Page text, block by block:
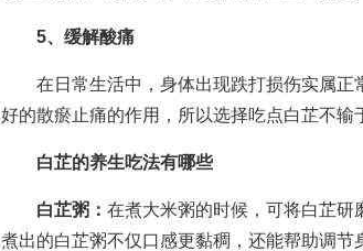
5、缓解酸痛
在日常生活中，身体出现跌打损伤实属正
好的散瘀止痛的作用，所以选择吃点白芷不输
白芷的养生吃法有哪些
白芷粥： 在煮大米粥的时候，可将白芷研
煮出的白芷粥不仅口感更黏稠，还能帮助调节